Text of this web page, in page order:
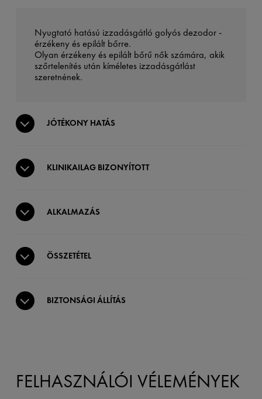
Nyugtató hatású izzadásgátló golyós dezodor -
érzékeny és epilált bőrre.
Olyan érzékeny és epilált bőrű nők számára, akik
szőrtelenítés után kíméletes izzadásgátlást
szeretnének.
JÓTÉKONY HATÁS
KLINIKAILAG BIZONYÍTOTT
ALKALMAZÁS
ÖSSZETÉTEL
BIZTONSÁGI ÁLLÍTÁS
FELHASZNÁLÓI VÉLEMÉNYEK